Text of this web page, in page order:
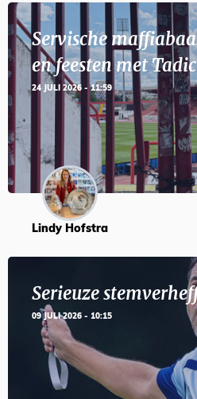
Servische
en feesten met Tadic
24 JULI 2026 - 11:59
Lindy Hofstra
Serieuze
09 JULI 2026 - 10:15